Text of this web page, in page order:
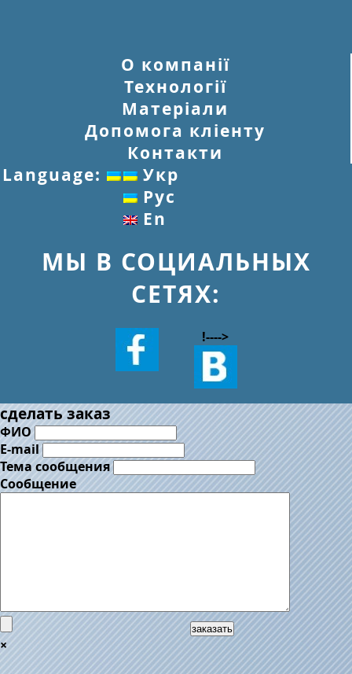
О компанії
Технології
Матеріали
Допомога кліенту
Контакти
Language:
Укр
Рус
En
МЫ В СОЦИАЛЬНЫХ
СЕТЯХ:
!---->
сделать заказ
ФИО
E-mail
Тема сообщения
Сообщение
заказать
×